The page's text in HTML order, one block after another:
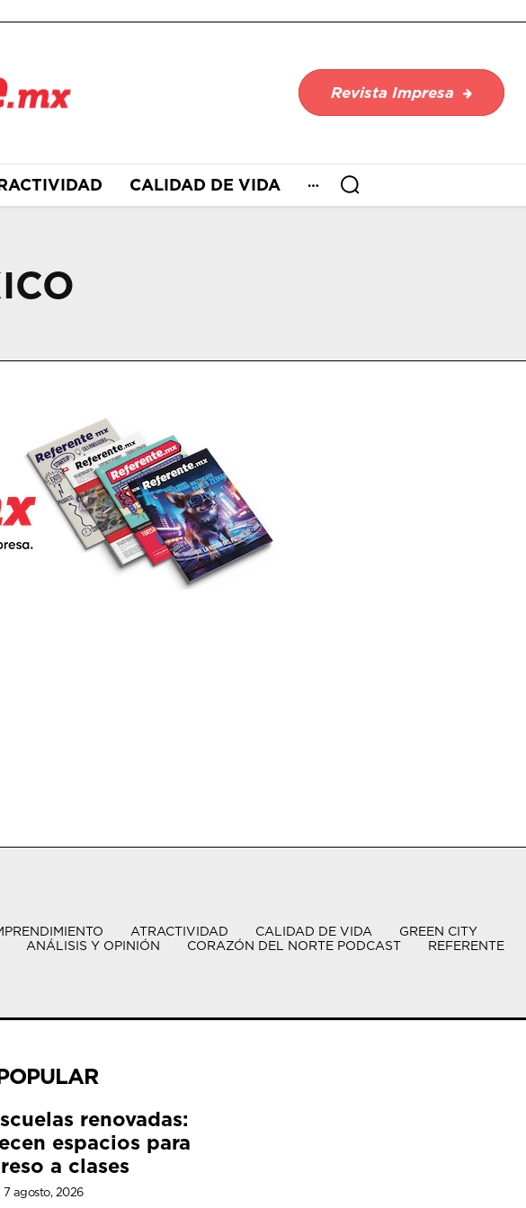
Revista Impresa
CALIDAD DE VIDA
ATRACTIVIDAD CALIDAD DE VIDA
GREEN CITY
ANÁLISIS Y OPINIÓN
CORAZÓN DEL NORTE PODCAST REFERENTE
renovadas:
espacios para
a clases
7 agosto, 2026